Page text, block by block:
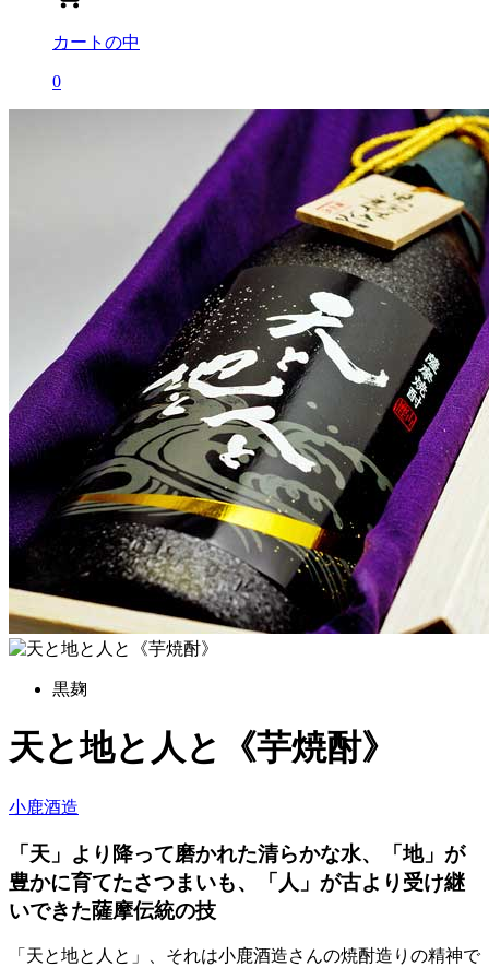
カートの中
0
黒麹
天と地と人と《芋焼酎》
小鹿酒造
「天」より降って磨かれた清らかな水、「地」が
豊かに育てたさつまいも、「人」が古より受け継
いできた薩摩伝統の技
「天と地と人と」、それは小鹿酒造さんの焼酎造りの精神で